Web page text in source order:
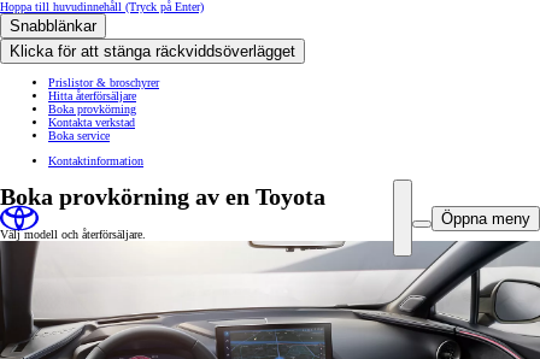
Hoppa till huvudinnehåll (Tryck på Enter)
Snabblänkar
Klicka för att stänga räckviddsöverlägget
Prislistor & broschyrer
Hitta återförsäljare
Boka provkörning
Kontakta verkstad
Boka service
Kontaktinformation
Öppna meny
Boka provkörning av en Toyota
Välj modell och återförsäljare.